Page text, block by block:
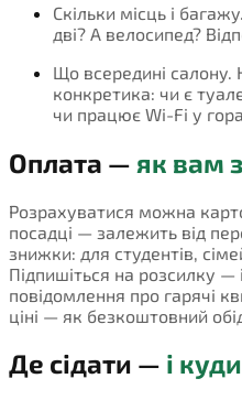
Скільки місць і
дві? А велосипед?
Що всередині салону.
конкретика: чи є
чи працює Wi-Fi у
Оплата — як вам
Розрахуватися можна
посадці — залежить від
знижки: для студентів,
Підпишіться на розсилку
повідомлення про гарячі
ціні — як безкоштовний
Де сідати — і